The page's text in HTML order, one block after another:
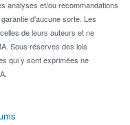
analyses et/ou recommandations
d'aucune sorte. Les
de leurs auteurs et ne
Sous réserves des lois
qui y sont exprimées ne